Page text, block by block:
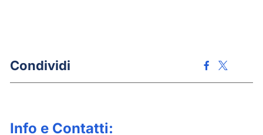
Condividi
Info e Contatti: